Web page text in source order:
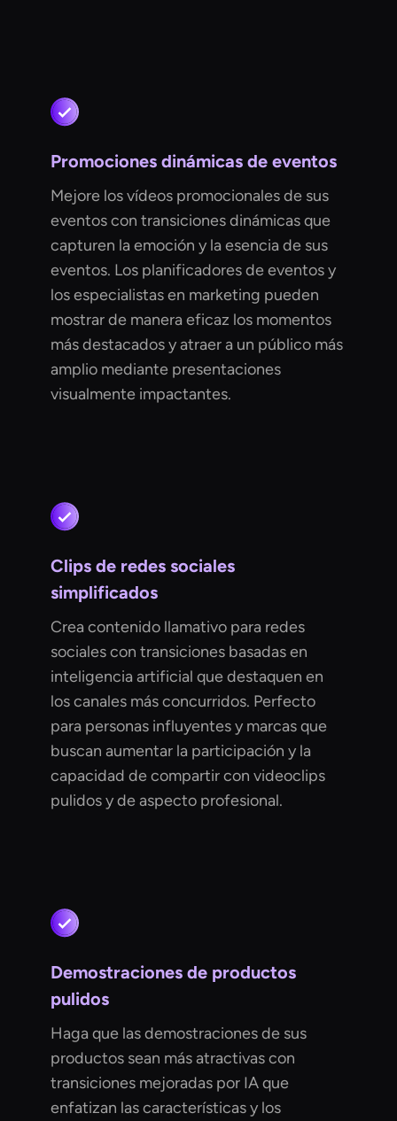
Promociones dinámicas de eventos
Mejore los vídeos promocionales de sus
eventos con transiciones dinámicas que
capturen la emoción y la esencia de sus
eventos. Los planificadores de eventos y
los especialistas en marketing pueden
mostrar de manera eficaz los momentos
más destacados y atraer a un público más
amplio mediante presentaciones
visualmente impactantes.
Clips de redes sociales
simplificados
Crea contenido llamativo para redes
sociales con transiciones basadas en
inteligencia artificial que destaquen en
los canales más concurridos. Perfecto
para personas influyentes y marcas que
buscan aumentar la participación y la
capacidad de compartir con videoclips
pulidos y de aspecto profesional.
Demostraciones de productos
pulidos
Haga que las demostraciones de sus
productos sean más atractivas con
transiciones mejoradas por IA que
enfatizan las características y los